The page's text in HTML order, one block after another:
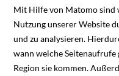
Mit Hilfe von Matomo sind
Nutzung unserer Website
und zu analysieren.
wann welche
Region sie kommen.